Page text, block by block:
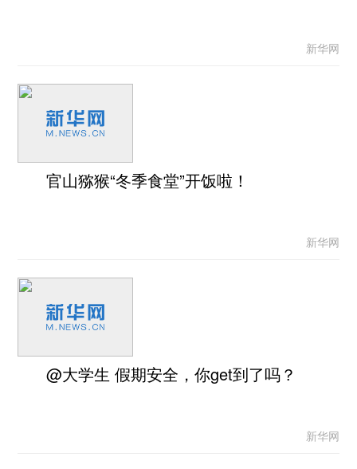
新华网
官山猕猴“冬季食堂”开饭啦！
新华网
@大学生 假期安全，你get到了吗？
新华网